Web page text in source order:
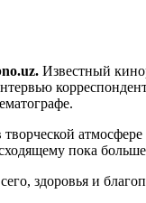
Известный
пока
здоровья и